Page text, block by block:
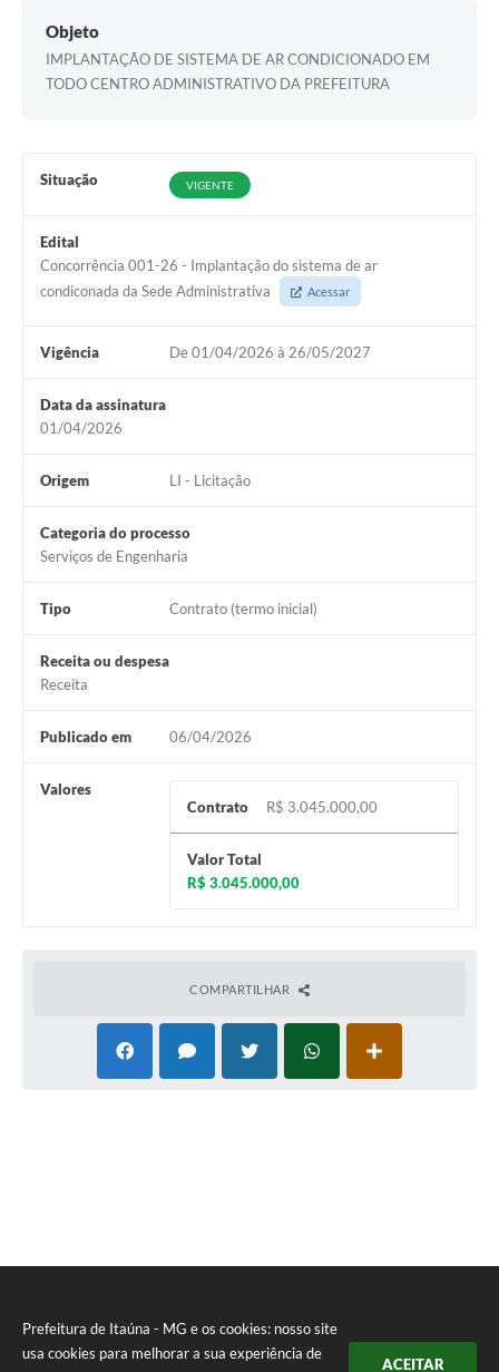
Prefeitura de Itaúna - MG e os cookies: nosso site
usa cookies para melhorar a sua experiência de
ACEITAR
Objeto
IMPLANTAÇÃO DE SISTEMA DE AR CONDICIONADO EM
TODO CENTRO ADMINISTRATIVO DA PREFEITURA
Situação VIGENTE
Edital
Concorrência 001-26 - Implantação do sistema de ar
condiconada da Sede Administrativa
Acessar
Vigência De 01/04/2026 à 26/05/2027
Data da assinatura
01/04/2026
Origem LI - Licitação
Categoria do processo
Serviços de Engenharia
Tipo Contrato (termo inicial)
Receita ou despesa
Receita
Publicado em 06/04/2026
Valores
Contrato
R$ 3.045.000,00
Valor Total
R$ 3.045.000,00
COMPARTILHAR